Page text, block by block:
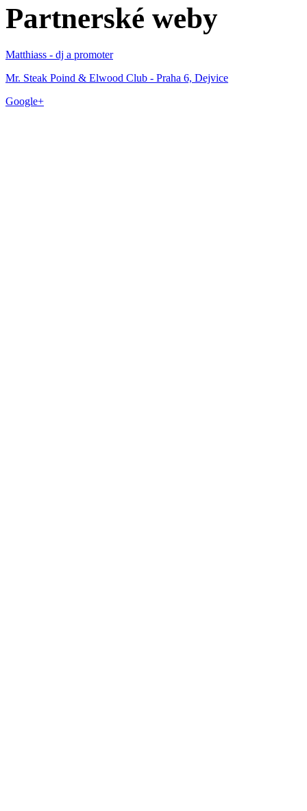
Partnerské weby
Matthiass - dj a promoter
Mr. Steak Poind & Elwood Club - Praha 6, Dejvice
Google+